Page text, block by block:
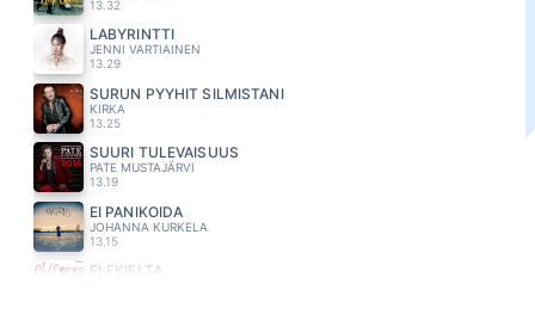
13.32
LABYRINTTI
JENNI VARTIAINEN
13.29
SURUN PYYHIT SILMISTÄNI
KIRKA
13.25
SUURI TULEVAISUUS
PATE MUSTAJÄRVI
13.19
EI PANIKOIDA
JOHANNA KURKELA
13.15
ELEKIELTA